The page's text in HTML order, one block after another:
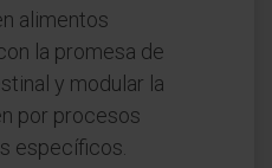
alimentos
la promesa de
y modular la
por procesos
específicos.